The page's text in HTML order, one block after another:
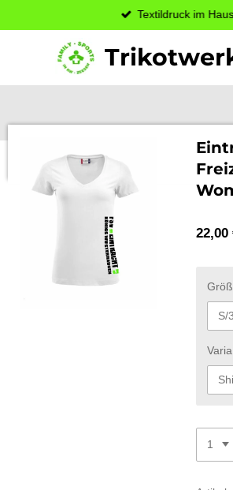
Hauptinhalt
Textildruck im
22,00